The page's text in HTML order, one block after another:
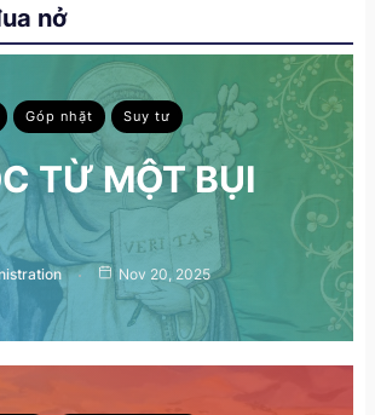
nở
Góp nhặt Suy tư
TỪ MỘT BỤI
Nov 20, 2025